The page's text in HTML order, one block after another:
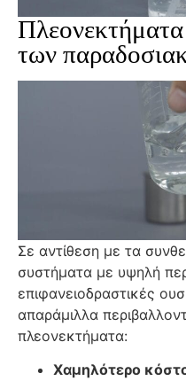
των
Σε αντίθεση με τα
συστήματα με υψηλή
επιφανειοδραστικές
απαράμιλλα
πλεονεκτήματα:
Χαμηλότερο